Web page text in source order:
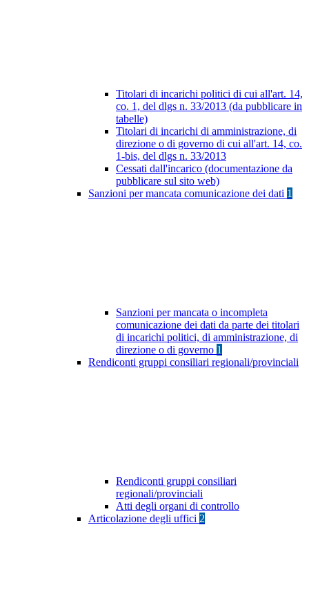
Titolari di incarichi politici di cui all'art. 14,
co. 1, del dlgs n. 33/2013 (da pubblicare in
tabelle)
Titolari di incarichi di amministrazione, di
direzione o di governo di cui all'art. 14, co.
1-bis, del dlgs n. 33/2013
Cessati dall'incarico (documentazione da
pubblicare sul sito web)
Sanzioni per mancata comunicazione dei dati 1
Sanzioni per mancata o incompleta
comunicazione dei dati da parte dei titolari
di incarichi politici, di amministrazione, di
direzione o di governo 1
Rendiconti gruppi consiliari regionali/provinciali
Rendiconti gruppi consiliari
regionali/provinciali
Atti degli organi di controllo
Articolazione degli uffici 2